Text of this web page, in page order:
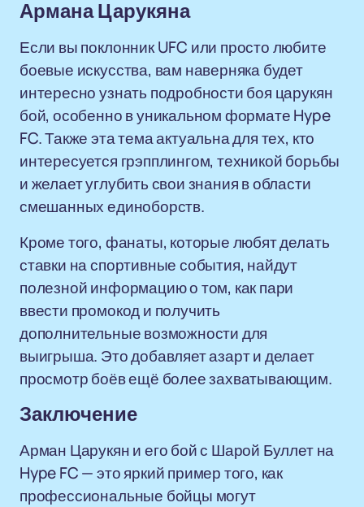
Армана Царукяна
Если вы поклонник UFC или просто любите
боевые искусства, вам наверняка будет
интересно узнать подробности боя царукян
бой, особенно в уникальном формате Hype
FC. Также эта тема актуальна для тех, кто
интересуется грэпплингом, техникой борьбы
и желает углубить свои знания в области
смешанных единоборств.
Кроме того, фанаты, которые любят делать
ставки на спортивные события, найдут
полезной информацию о том, как пари
ввести промокод и получить
дополнительные возможности для
выигрыша. Это добавляет азарт и делает
просмотр боёв ещё более захватывающим.
Заключение
Арман Царукян и его бой с Шарой Буллет на
Hype FC — это яркий пример того, как
профессиональные бойцы могут